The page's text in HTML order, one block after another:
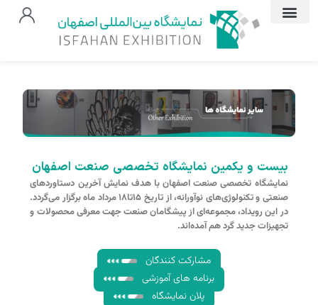
بیست و یکمین نمایشگاه تخصصی صنعت اصفهان
نمایشگاه تخصصی صنعت اصفهان با هدف نمایش آخرین دستاوردهای
صنعتی و تکنولوژی‌های نوآورانه، از تاریخ ۱۵تا۱۸ مرداد ماه برگزار می‌گردد.
در این رویداد، مجموعه‌ای از پیشگامان صنعت جهت معرفی محصولات و
تجهیزات جدید گرد هم آمده‌اند.
مشارکت کنندگان
برنامه های آموزشی
پلان نمایشگاه